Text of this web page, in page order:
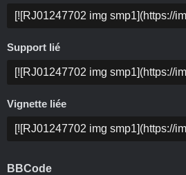
Support lié
Vignette liée
BBCode